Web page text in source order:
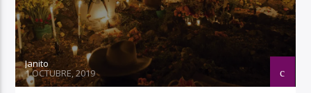
Janito
1 OCTUBRE, 2019